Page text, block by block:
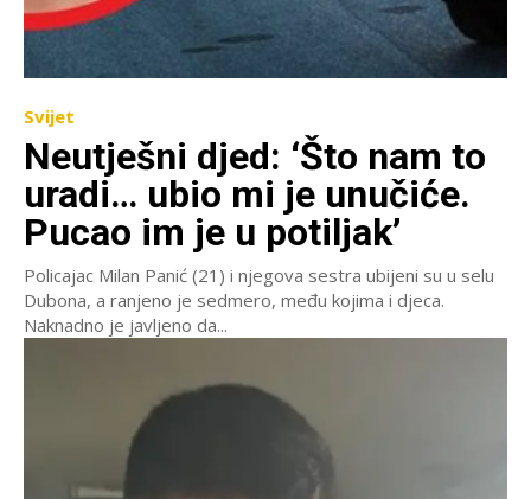
Svijet
Neutješni djed: ‘Što nam to
uradi… ubio mi je unučiće.
Pucao im je u potiljak’
Policajac Milan Panić (21) i njegova sestra ubijeni su u selu
Dubona, a ranjeno je sedmero, među kojima i djeca.
Naknadno je javljeno da...